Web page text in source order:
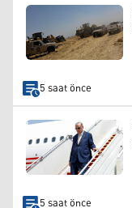
5 saat önce
5 saat önce